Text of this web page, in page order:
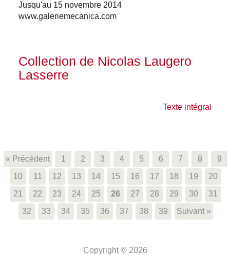
Jusqu'au 15 novembre 2014
www.galeriemecanica.com
Collection de Nicolas Laugero
Lasserre
Texte intégral
« Précédent 1 2 3 4 5 6 7 8
9
10
11 12 13 14 15 16 17 18 19
20
21
22 23 24 25 26 27 28 29 30
31
32
33 34 35 36 37 38 39 Suivant »
Copyright © 2026